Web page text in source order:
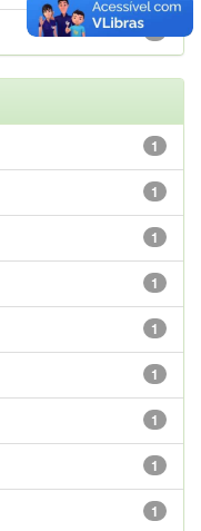
1
1
1
1
1
1
1
1
1